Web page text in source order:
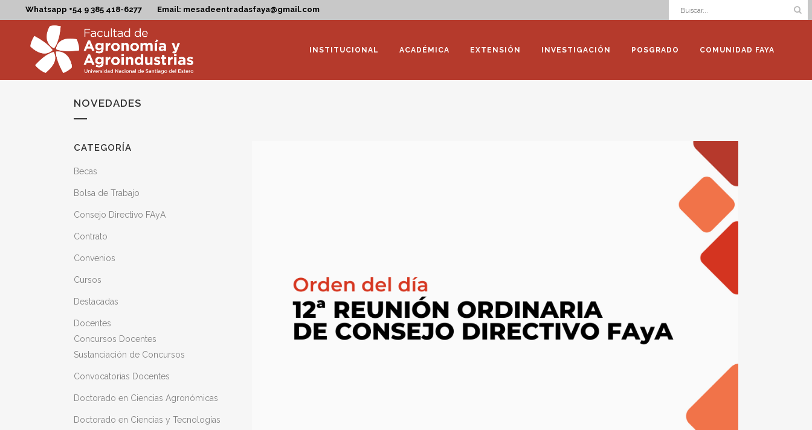
Email: mesadeentradasfaya@gmail.com
Whatsapp +54 9 385 418-6277
INSTITUCIONAL ACADÉMICA EXTENSIÓN INVESTIGACIÓN POSGRADO COMUNIDAD FAYA
NOVEDADES
CATEGORÍA
Becas
Bolsa de Trabajo
Consejo Directivo FAyA
Contrato
Convenios
Cursos
Destacadas
Docentes
Concursos Docentes
Sustanciación de Concursos
Convocatorias Docentes
Doctorado en Ciencias Agronómicas
Doctorado en Ciencias y Tecnologías